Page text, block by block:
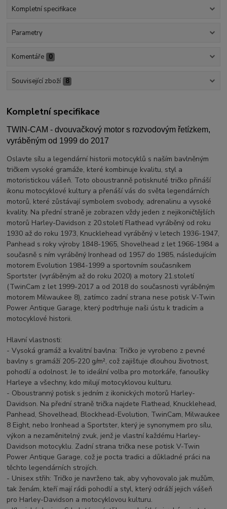
Kompletní specifikace
Parametry
Komentáře 0
Související zboží 8
Kompletní specifikace
TWIN-CAM - dvouvačkový motor s rozvodovým řetízkem,
vyráběným od 1999 do 2017
Oslavte sílu a legendární historii motocyklů s naším bavlněným
tričkem vysoké gramáže, které kombinuje kvalitu, styl a
motoristickou vášeň. Toto oboustranně potisknuté tričko přináší
ikonu motocyklové kultury a přenáší vás do světa legendárních
motorů, které zůstávají symbolem svobody, adrenalinu a vysoké
kvality. Na přední straně je zobrazen vždy jeden z nejikoničtějších
motorů Harley-Davidson z 20.století Flathead vyráběný od roku
1930 až do roku 1973, Knucklehead vyráběný v letech 1936-1947,
Panhead s roky výroby 1848-1965, Shovelhead z let 1966-1984 a
současně s ním vyráběný Ironhead od 1957 do 1985, následujícím
motorem Evolution 1984-1999 a sportovním současníkem
Sportster (vyráběným až do roku 2020) a motory 21.století
(TwinCam z let 1999-2017 a od 2018 do současnosti vyráběným
motorem Milwaukee 8), zatímco zadní strana nese potisk V-Twin
Power Antique Garage, který podtrhuje naši ústu k tradicím a
motocyklové historii.
Hlavní vlastnosti:
- Vysoká gramáž a kvalitní bavlna: Tričko je vyrobeno z pevné
bavlny s gramáží 205-220 g/m², což zajišťuje dlouhou životnost,
pohodlí a odolnost. Je to ideální volba pro motorkáře, fanoušky
Harleye a všechny, kdo milují motocyklovou kulturu.
- Oboustranný potisk s jedním z ikonických motorů Harley-
Davidson. Na přední straně trička najdete Flathead, Knucklehead,
Panhead, Shovelhead, Blockhead-Evolution, TwinCam, Milwaukee
8 Eight, nebo Ironhead a Sportster, který je synonymem pro sílu,
výkon a nezaměnitelný zvuk, jenž je vlastní každému Harley-
Davidson motocyklu. Zadní strana trička nese potisk V-Twin
Power Antique Garage, což je pocta tradici a důkladné práci na
těchto legendárních strojích.
- Unisex střih: Tričko je navrženo tak, aby vyhovovalo jak mužům,
tak ženám, kteří mají rádi pohodlí a styl, který odráží jejich vášeň
pro Harley-Davidson a motocyklovou kulturu.